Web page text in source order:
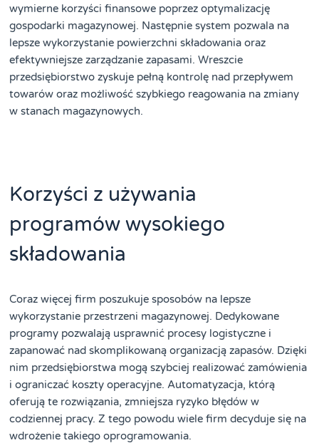
wymierne korzyści finansowe poprzez optymalizację
gospodarki magazynowej. Następnie system pozwala na
lepsze wykorzystanie powierzchni składowania oraz
efektywniejsze zarządzanie zapasami. Wreszcie
przedsiębiorstwo zyskuje pełną kontrolę nad przepływem
towarów oraz możliwość szybkiego reagowania na zmiany
w stanach magazynowych.
Korzyści z używania
programów wysokiego
składowania
Coraz więcej firm poszukuje sposobów na lepsze
wykorzystanie przestrzeni magazynowej. Dedykowane
programy pozwalają usprawnić procesy logistyczne i
zapanować nad skomplikowaną organizacją zapasów. Dzięki
nim przedsiębiorstwa mogą szybciej realizować zamówienia
i ograniczać koszty operacyjne. Automatyzacja, którą
oferują te rozwiązania, zmniejsza ryzyko błędów w
codziennej pracy. Z tego powodu wiele firm decyduje się na
wdrożenie takiego oprogramowania.